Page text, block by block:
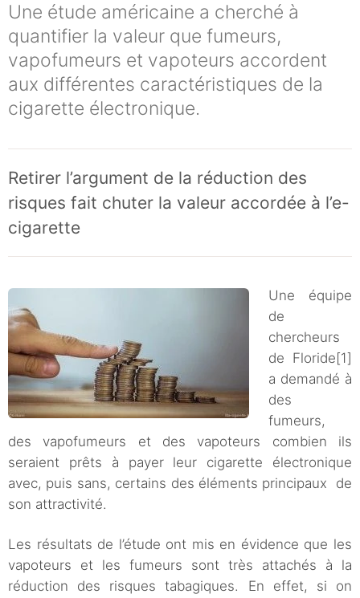
Une étude américaine a cherché à
quantifier la valeur que fumeurs,
vapofumeurs et vapoteurs accordent
aux différentes caractéristiques de la
cigarette électronique.
Retirer l’argument de la réduction des
risques fait chuter la valeur accordée à l’e-
cigarette
Une équipe
de
chercheurs
de Floride[1]
a demandé à
des
fumeurs,
des vapofumeurs et des vapoteurs combien ils
seraient prêts à payer leur cigarette électronique
avec, puis sans, certains des éléments principaux de
son attractivité.
Les résultats de l’étude ont mis en évidence que les
vapoteurs et les fumeurs sont très attachés à la
réduction des risques tabagiques. En effet, si on